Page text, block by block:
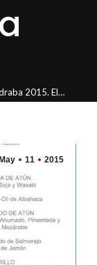
2015. El…
May 11 2015